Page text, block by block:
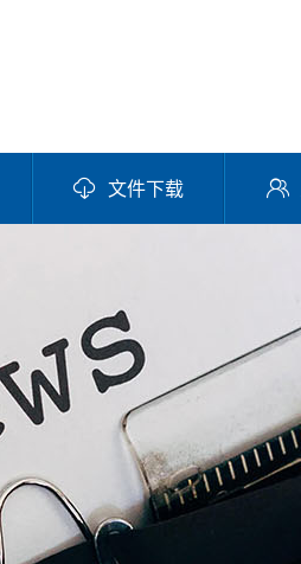
文件下载